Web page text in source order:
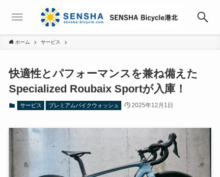
ホーム サービス
快適性とパフォーマンスを兼ね備えた
Specialized Roubaix Sportが入庫！
サービス プレミアムバイクウォッシュ 2025年12月1日